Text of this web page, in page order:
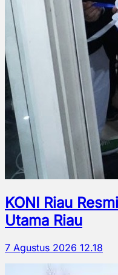
KONI Riau
Utama Riau
7 Agustus 2026 12.18